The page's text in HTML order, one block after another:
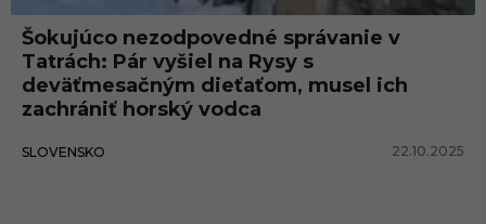
i
e
v
r
c
Šokujúco nezodpovedné správanie v
Tatrách: Pár vyšiel na Rysy s
deväťmesačným dieťaťom, musel ich
zachrániť horský vodca
SLOVENSKO 22.10.2025